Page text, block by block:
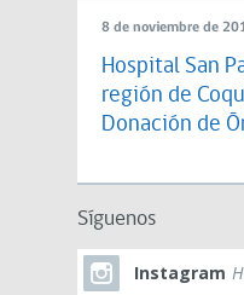
8 de noviembre de
Hospital San
región de
Donación de
Síguenos
Instagram